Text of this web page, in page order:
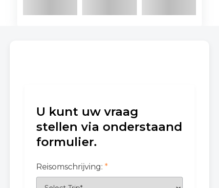
U kunt uw vraag
stellen via onderstaand
formulier.
Reisomschrijving: *